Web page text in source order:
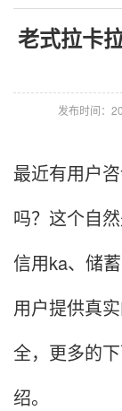
老式拉卡
发布时间：
最近有用户
吗？这个自
信用ka、储
用户提供真
全，更多的
绍。